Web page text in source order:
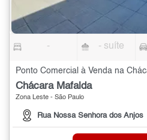
- - suíte
Ponto Comercial à Venda na
Chácara Mafalda
Zona Leste - São Paulo
Rua Nossa Senhora dos Anjos